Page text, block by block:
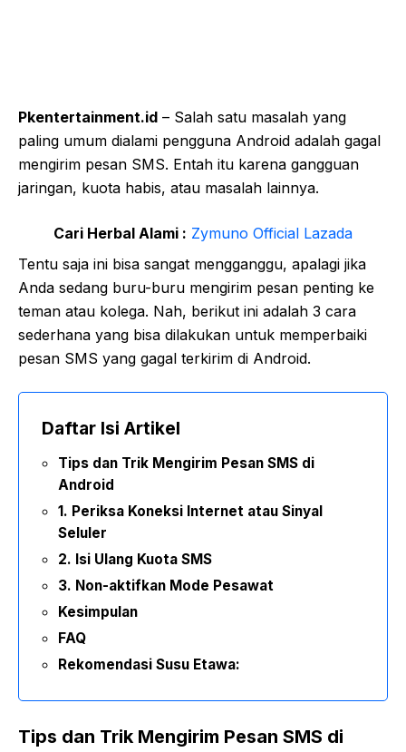
Pkentertainment.id – Salah satu masalah yang
paling umum dialami pengguna Android adalah gagal
mengirim pesan SMS. Entah itu karena gangguan
jaringan, kuota habis, atau masalah lainnya.
Cari Herbal Alami : Zymuno Official Lazada
Tentu saja ini bisa sangat mengganggu, apalagi jika
Anda sedang buru-buru mengirim pesan penting ke
teman atau kolega. Nah, berikut ini adalah 3 cara
sederhana yang bisa dilakukan untuk memperbaiki
pesan SMS yang gagal terkirim di Android.
Daftar Isi Artikel
Tips dan Trik Mengirim Pesan SMS di
Android
1. Periksa Koneksi Internet atau Sinyal
Seluler
2. Isi Ulang Kuota SMS
3. Non-aktifkan Mode Pesawat
Kesimpulan
FAQ
Rekomendasi Susu Etawa:
Tips dan Trik Mengirim Pesan SMS di